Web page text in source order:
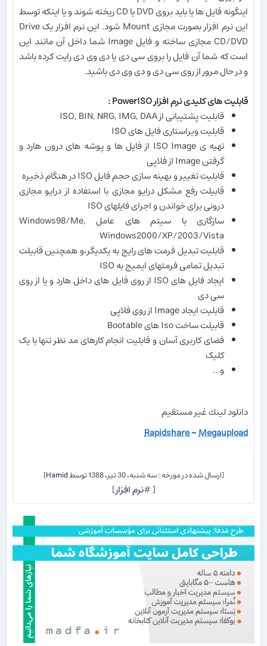
اینگونه فایل ها یا باید بروی DVD یا CD ریخته شوند و یا اینکه توسط
این نرم افزار بصورت مجازی Mount شود. این نرم افزار یک Drive
CD/DVD مجازی ساخته و فایل Image شما داخل آن مانند این
است که شما آن فایل را بروی سی دی یا دی وی دی رایت کرده باشد
و در حال مرور از روی سی دی و دی وی دی باشید.
قابلیت های كلیدی نرم افزار PowerISO :
قابلیت پشتیبانی از ISO, BIN, NRG, IMG, DAA
قابلیت ویراستاری فایل های ISO
تهیه ی ISO Image از فایل ها و پوشه های درون هارد و
گرفتن Image از فلاپی
قابلیت تغییر و بهینه سازی حجم فایل ISO در هنگام ذخیره
قابیلت رفع مشکل درایو مجازی با استفاده از درایو مجازی
درونی برای خواندن و اجرای فایلهای ISO
سازگاری با سیتم های عامل Windows98/Me,
Windows2000/XP/2003/Vista
قابلیت تبدیل فرمت های رایج به یکدیگر،و همچنین قابیلت
تبدیل تمامی فرمتهای ایمیج به ISO
ایجاد فایل های ISO از روی فایل های داخل هارد و یا از روی
سی دی
قابلیت ایجاد Image از روی فلاپی
قابیلت ساخت Iso های Bootable
فضای کاربری آسان و قابلیت انجام کارهای مد نظر تنها با یک
کلیک
و...
دانلود لينك غير مستقيم
Rapidshare-Megaupload
[ارسال شده در مورخه : سه شنبه، 30 تیر، 1388 توسط Hamid
]
[ #نرم افزار]